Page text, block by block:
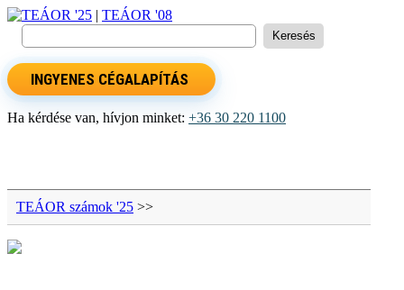
TEÁOR '25 | TEÁOR '08
INGYENES CÉGALAPÍTÁS
Ha kérdése van, hívjon minket: +36 30 220 1100
TEÁOR számok '25 >>